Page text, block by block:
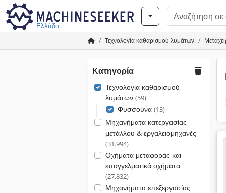
Ελλάδα
Τεχνολογία καθαρισμού λυμάτων
Κατηγορία
Τεχνολογία καθαρισμού
λυμάτων (59)
Φυσσούνα (13)
Μηχανήματα κατεργασίας
μετάλλου & εργαλειομηχανές
(31.994)
Οχήματα μεταφοράς και
επαγγελματικά οχήματα
(27.832)
Μηχανήματα επεξεργασίας